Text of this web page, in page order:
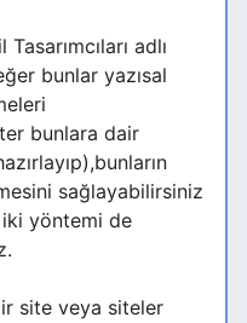
adlı
bunlar yazısal
bunlara dair
sağlayabilirsiniz
iki yöntemi de
site veya siteler